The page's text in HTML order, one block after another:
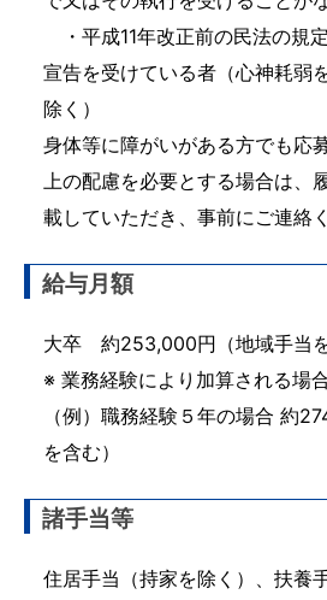
・平成11年改正前の民法の規
宣告を受けている者（心神耗弱
除く）
身体等に障がいがある方でも応
上の配慮を必要とする場合は、
載していただき、事前にご連絡
給与月額
大卒 約253,000円（地域手当を
※ 業務経験により加算される場
（例）職務経験５年の場合 約
を含む）
諸手当等
住居手当（持家を除く）、扶養